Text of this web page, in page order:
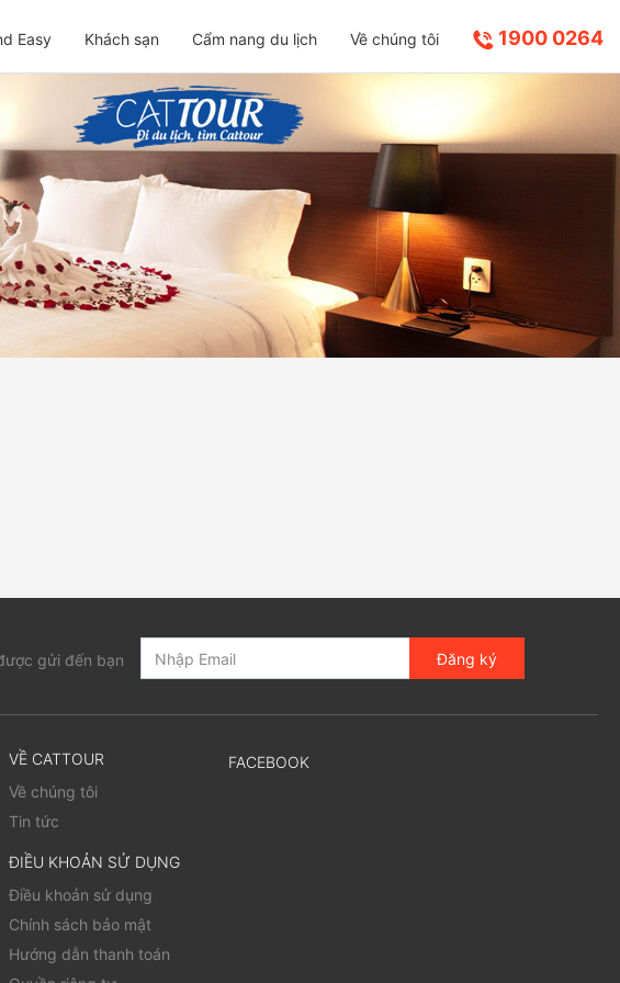
Easy Khách sạn Cẩm nang du lịch Về chúng tôi 1900 0264
gửi đến bạn Đăng ký
VỀ CATTOUR
Về chúng tôi
Tin tức
ĐIỀU KHOẢN SỬ DỤNG
Điều khoản sử dụng
Chính sách bảo mật
Hướng dẫn thanh toán
FACEBOOK